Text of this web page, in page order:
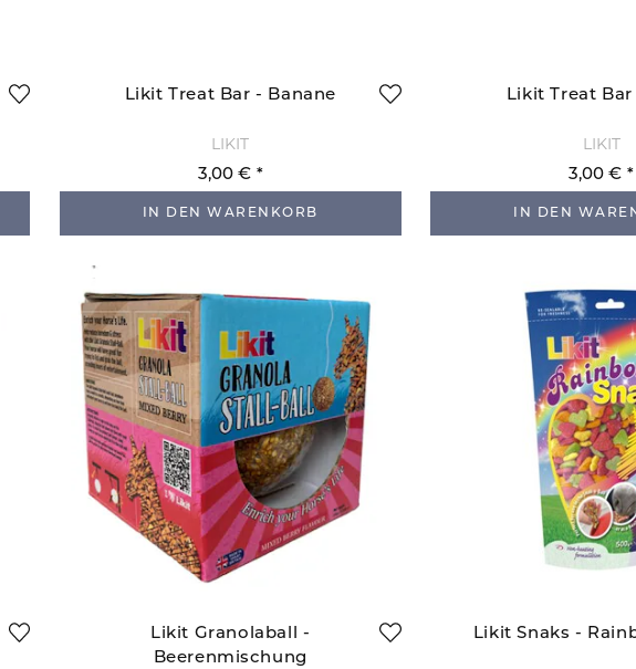
Likit Treat Bar - Banane
LIKIT
3,00 €
IN DEN WARENKORB
Likit Treat Bar
LIKIT
3,00 €
IN DEN
Likit Granolaball -
Beerenmischung
Likit Snaks -